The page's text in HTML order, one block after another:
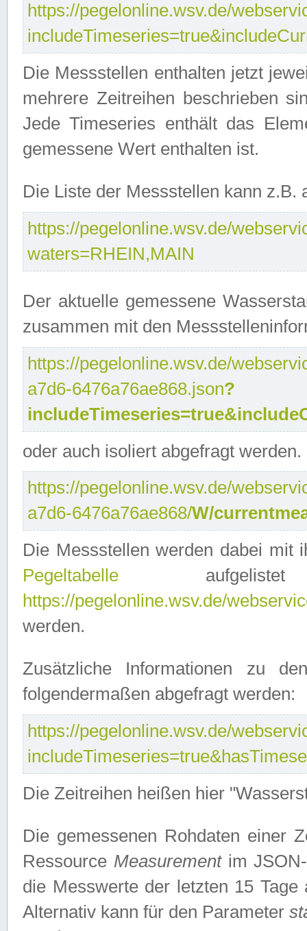
https://pegelonline.wsv.de/
Die Messstellen enthalten jetzt
mehrere Zeitreihen beschrieben
Jede Timeseries enthält das
gemessene Wert enthalten ist.
Die Liste der Messstellen kann
https://pegelonline.wsv.de/
waters=RHEIN,MAIN
Der aktuelle gemessene
zusammen mit den
https://pegelonline.wsv.de/
a7d6-6476a76ae868.json?
oder auch isoliert abgefragt werden.
https://pegelonline.wsv.de/
a7d6-6476a76ae868/W/
Die Messstellen werden dabei mit
Pegeltabelle
https://pegelonline.wsv.de/
werden.
Zusätzliche Informationen zu
folgendermaßen abgefragt werden:
https://pegelonline.wsv.de/
Die Zeitreihen heißen hier
Die gemessenen Rohdaten einer
Ressource Measurementim JSON-
die Messwerte der letzten 15
Alternativ kann für den Parameter